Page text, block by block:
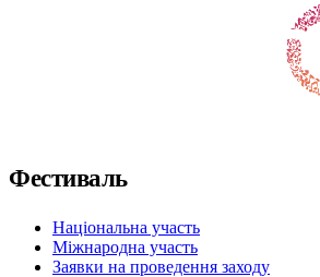
Фестиваль
Національна участь
Міжнародна участь
Заявки на проведення заходу